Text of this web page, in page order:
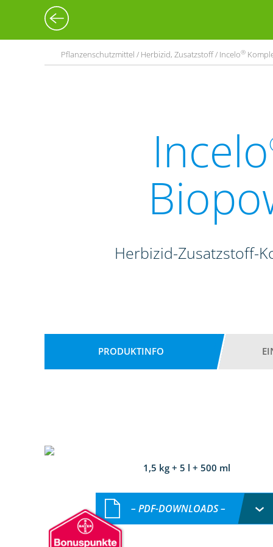
Pflanzenschutzmittel / Herbizid, Zusatzstoff / Incelo®
Incelo
Herbizid-Zusatzstoff-
PRODUKTINFO
1,5 kg + 5 l + 500 ml
– PDF-DOWNLOADS –